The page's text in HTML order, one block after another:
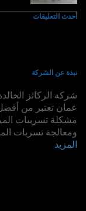
أحدث التعليقات
نبذة عن الشركة
شركة الركائز
عمان تعتبر من
مشكلة تسريبات
ومعالجة تسربات
المزيد